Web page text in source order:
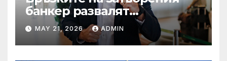
банкер развалят
надеждите на Флавио
Болсонаро за президент на
Бразилия
MAY 21, 2026 ADMIN